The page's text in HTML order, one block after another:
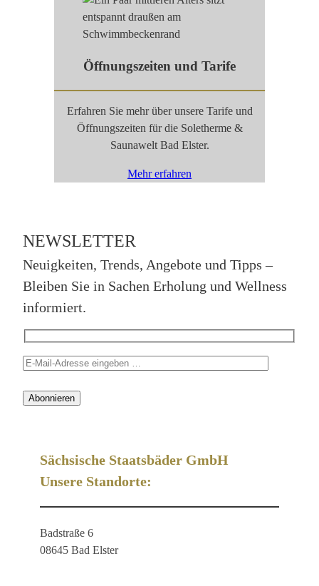
Öffnungszeiten und Tarife
Erfahren Sie mehr über unsere Tarife und
Öffnungszeiten für die Soletherme &
Saunawelt Bad Elster.
Mehr erfahren
NEWSLETTER
Neuigkeiten, Trends, Angebote und Tipps –
Bleiben Sie in Sachen Erholung und Wellness
informiert.
Sächsische Staatsbäder GmbH
Unsere Standorte:
Badstraße 6
08645 Bad Elster